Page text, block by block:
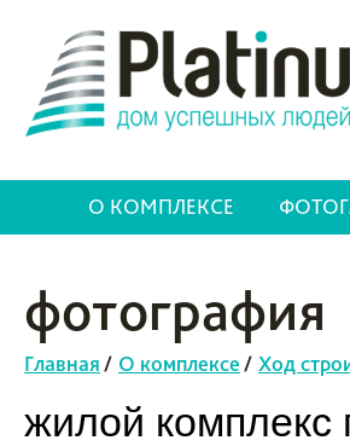
О КОМПЛЕКСЕ
фотография
Главная / О комплексе / Ход
жилой комплекс